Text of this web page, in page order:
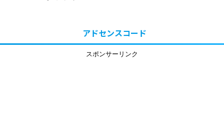
アドセンスコード
スポンサーリンク